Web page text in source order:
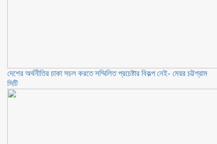
দেশের অর্থনীতির চাকা সচল করতে সম্মিলিত প্রচেষ্টার বিকল্প নেই- মেয়র চট্টগ্রাম
সিটি